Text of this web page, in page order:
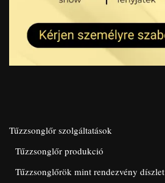
Tűzzsonglőr szolgáltatások
Tűzzsonglőr produkció
Tűzzsonglőrök mint rendezvény díszlet